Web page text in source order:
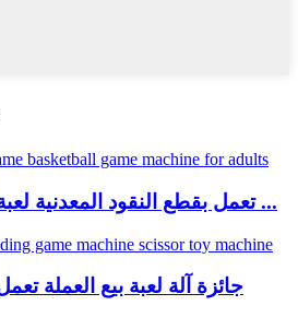
تعمل بقطع النقود المعدنية لعبة أركيد لعبة كرة السلة ...
جائزة آلة لعبة بيع العملة